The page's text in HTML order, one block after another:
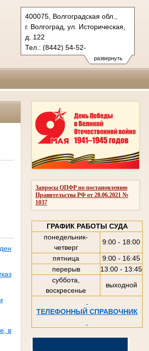
развернуть
400075, Волгоградская обл.,
г. Волгоград, ул. Историческая,
д. 122
Тел.: (8442) 54-52-
04 (приемная, факс)
dser.vol@sudrf.ru
Запросы ОПФР по постановлению
Правительства РФ от 28.06.2021 №
1037
ГРАФИК РАБОТЫ СУДА
понедельник-
четверг
9:00 - 18:00
пятница
9:00 - 16:45
перерыв
13:00 - 13:45
суббота,
воскресенье
выходной
ТЕЛЕФОННЫЙ СПРАВОЧНИК
в